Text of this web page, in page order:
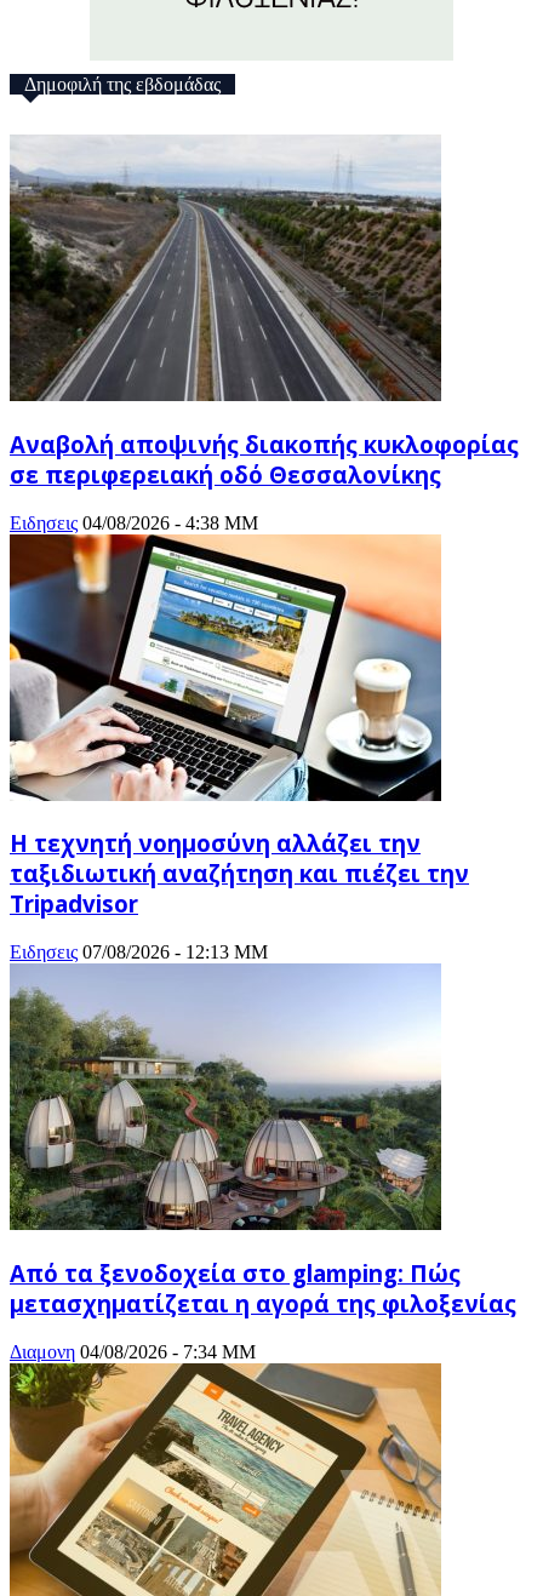
Δημοφιλή της εβδομάδας
Αναβολή αποψινής διακοπής κυκλοφορίας
σε περιφερειακή οδό Θεσσαλονίκης
Ειδησεις 04/08/2026 - 4:38 ΜΜ
Η τεχνητή νοημοσύνη αλλάζει την
ταξιδιωτική αναζήτηση και πιέζει την
Tripadvisor
Ειδησεις 07/08/2026 - 12:13 ΜΜ
Από τα ξενοδοχεία στο glamping: Πώς
μετασχηματίζεται η αγορά της φιλοξενίας
Διαμονη 04/08/2026 - 7:34 ΜΜ